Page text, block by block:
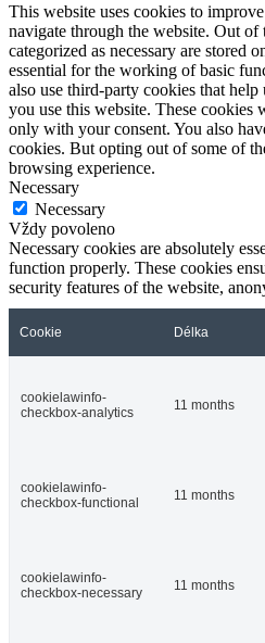
This website uses cookies to
navigate through the website. Out of
categorized as necessary are stored
essential for the working of basic
also use third-party cookies that
you use this website. These
only with your consent. You also
cookies. But opting out of some of
browsing experience.
Necessary
Necessary
Vždy povoleno
Necessary cookies are absolutely
function properly. These cookies
security features of the website,
Cookie Délka
cookielawinfo-
checkbox-analytics
11 months
cookielawinfo-
checkbox-functional
11 months
cookielawinfo-
checkbox-necessary
11 months